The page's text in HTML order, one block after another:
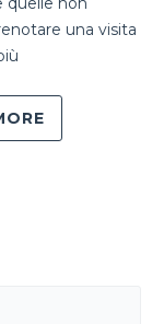
una visita